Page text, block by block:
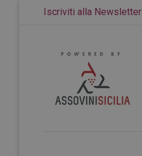
Iscriviti alla Newsletter